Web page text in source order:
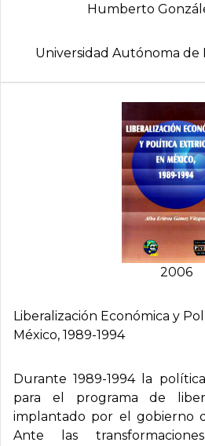
Humberto
Universidad Autónoma de
2006
Liberalización Económica y
México, 1989-1994
Durante 1989-1994 la
para el programa de
implantado por el gobierno
Ante las